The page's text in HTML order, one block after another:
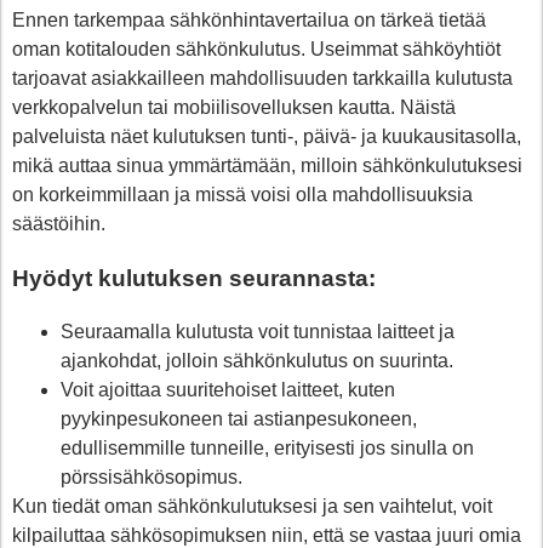
Ennen tarkempaa sähkönhintavertailua on tärkeä tietää
oman kotitalouden sähkönkulutus. Useimmat sähköyhtiöt
tarjoavat asiakkailleen mahdollisuuden tarkkailla kulutusta
verkkopalvelun tai mobiilisovelluksen kautta. Näistä
palveluista näet kulutuksen tunti-, päivä- ja kuukausitasolla,
mikä auttaa sinua ymmärtämään, milloin sähkönkulutuksesi
on korkeimmillaan ja missä voisi olla mahdollisuuksia
säästöihin.
Hyödyt kulutuksen seurannasta:
Seuraamalla kulutusta voit tunnistaa laitteet ja
ajankohdat, jolloin sähkönkulutus on suurinta.
Voit ajoittaa suuritehoiset laitteet, kuten
pyykinpesukoneen tai astianpesukoneen,
edullisemmille tunneille, erityisesti jos sinulla on
pörssisähkösopimus.
Kun tiedät oman sähkönkulutuksesi ja sen vaihtelut, voit
kilpailuttaa sähkösopimuksen niin, että se vastaa juuri omia